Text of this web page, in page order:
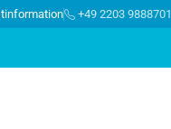
+49 2203 9888701